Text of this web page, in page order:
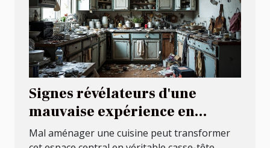
Signes révélateurs d'une
mauvaise expérience en
aménagement de cuisine
Mal aménager une cuisine peut transformer